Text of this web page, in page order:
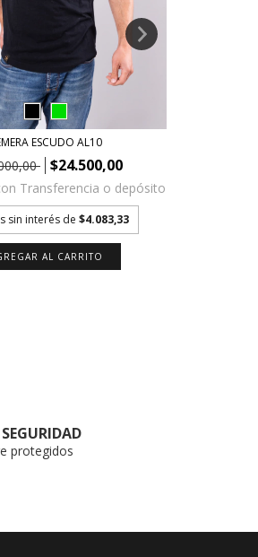
ESCUDO AL10
$24.500,00
Transferencia o depósito
sin interés de $4.083,33
AL CARRITO
protegidos